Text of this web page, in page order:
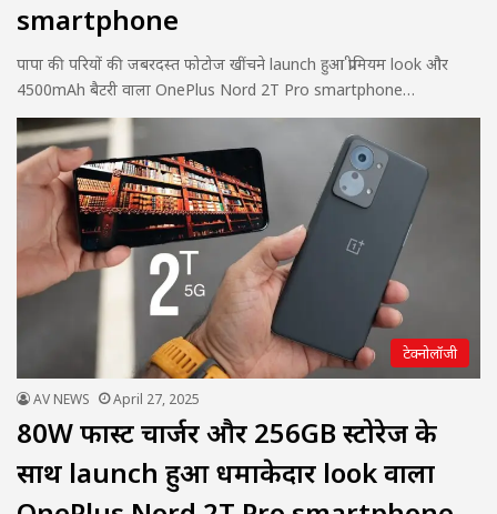
smartphone
पापा की परियों की जबरदस्त फोटोज खींचने launch हुआ प्रीमियम look और
4500mAh बैटरी वाला OnePlus Nord 2T Pro smartphone…
टेक्नोलॉजी
AV NEWS April 27, 2025
80W फास्ट चार्जर और 256GB स्टोरेज के
साथ launch हुआ धमाकेदार look वाला